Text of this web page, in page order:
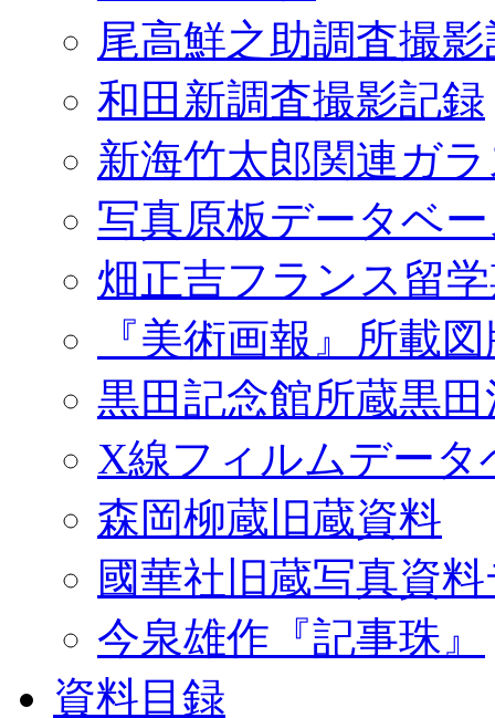
尾高鮮之助調査撮
和田新調査撮影記録
新海竹太郎関連ガ
写真原板データベ
畑正吉フランス留
『美術画報』所載
黒田記念館所蔵黒
X線フィルムデータ
森岡柳蔵旧蔵資料
國華社旧蔵写真資
今泉雄作『記事珠』
資料目録